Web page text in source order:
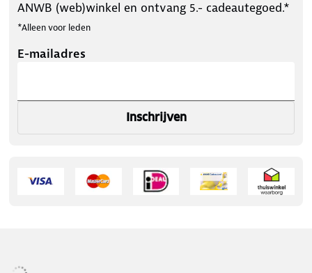
ANWB (web)winkel en ontvang 5.- cadeautegoed.*
*Alleen voor leden
E-mailadres
Inschrijven